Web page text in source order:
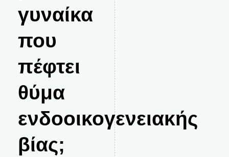
γυναίκα
που
πέφτει
θύμα
ενδοοικογενειακής
βίας;